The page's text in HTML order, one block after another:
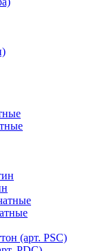
(арт. PSC)